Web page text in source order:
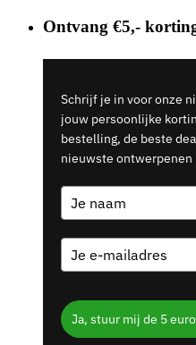
Ontvang €5,-
Schrijf je in voor onze
jouw persoonlijke
bestelling, de beste
nieuwste ontwerpenen
Ja, stuur mij de 5